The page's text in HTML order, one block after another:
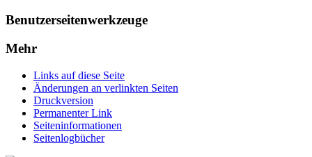
Benutzerseitenwerkzeuge
Mehr
Links auf diese Seite
Änderungen an verlinkten Seiten
Druckversion
Permanenter Link
Seiten­informationen
Seitenlogbücher